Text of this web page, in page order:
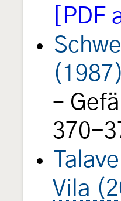
[PDF
(1987)
–
370-
Vila